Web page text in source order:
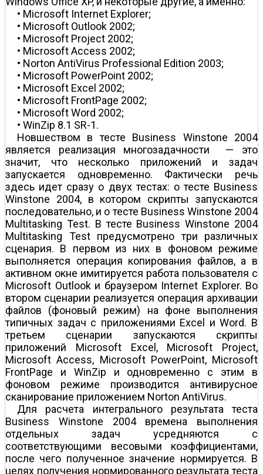
• Microsoft Internet Explorer;
• Microsoft Outlook 2002;
• Microsoft Project 2002;
• Microsoft Access 2002;
• Norton AntiVirus Professional Edition 2003;
• Microsoft PowerPoint 2002;
• Microsoft Excel 2002;
• Microsoft FrontPage 2002;
• Microsoft Word 2002;
• WinZip 8.1 SR-1.
Новшеством в тесте Business Winstone 2004
является реализация многозадачности — это
значит, что несколько приложений и задач
запускается одновременно. Фактически речь
здесь идет сразу о двух тестах: о тесте Business
Winstone 2004, в котором скрипты запускаются
последовательно, и о тесте Business Winstone 2004
Multitasking Test. В тесте Business Winstone 2004
Multitasking Test предусмотрено три различных
сценария. В первом из них в фоновом режиме
выполняется операция копирования файлов, а в
активном окне имитируется работа пользователя с
Microsoft Outlook и браузером Internet Explorer. Во
втором сценарии реализуется операция архивации
файлов (фоновый режим) на фоне выполнения
типичных задач с приложениями Excel и Word. В
третьем сценарии запускаются скрипты
приложений Microsoft Excel, Microsoft Project,
Microsoft Access, Microsoft PowerPoint, Microsoft
FrontPage и WinZip и одновременно с этим в
фоновом режиме производится антивирусное
сканирование приложением Norton AntiVirus.
Для расчета интегрального результата теста
Business Winstone 2004 времена выполнения
отдельных задач усредняются с
соответствующими весовыми коэффициентами,
после чего полученное значение нормируется. В
целях получения нормированного результата теста